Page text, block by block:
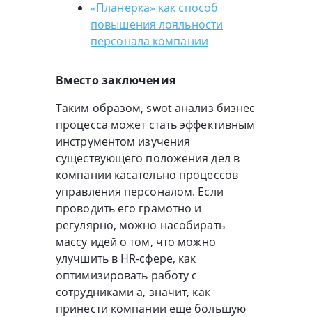
«Планерка» как способ
повышения лояльности
персонала компании
Вместо заключения
Таким образом, swot анализ бизнес
процесса может стать эффективным
инструментом изучения
существующего положения дел в
компании касательно процессов
управления персоналом. Если
проводить его грамотно и
регулярно, можно насобирать
массу идей о том, что можно
улучшить в HR-сфере, как
оптимизировать работу с
сотрудниками а, значит, как
принести компании еще большую